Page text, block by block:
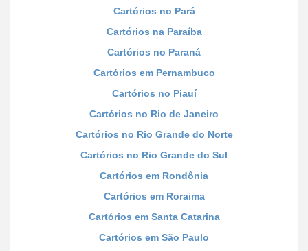
Cartórios no Pará
Cartórios na Paraíba
Cartórios no Paraná
Cartórios em Pernambuco
Cartórios no Piauí
Cartórios no Rio de Janeiro
Cartórios no Rio Grande do Norte
Cartórios no Rio Grande do Sul
Cartórios em Rondônia
Cartórios em Roraima
Cartórios em Santa Catarina
Cartórios em São Paulo